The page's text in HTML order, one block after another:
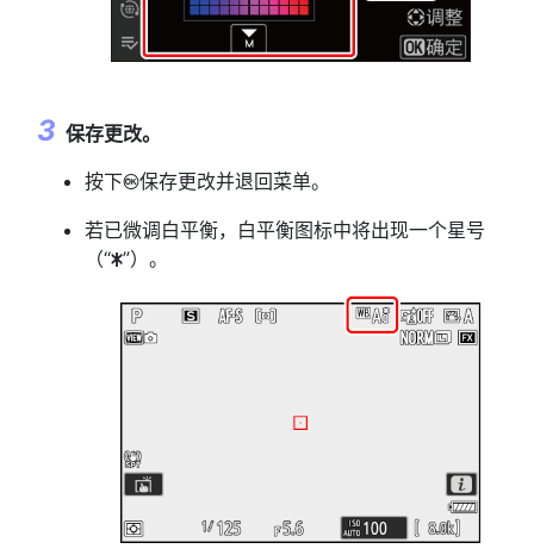
保存更改。
按下J保存更改并退回菜单。
若已微调白平衡，白平衡图标中将出现一个星号
（“U”）。